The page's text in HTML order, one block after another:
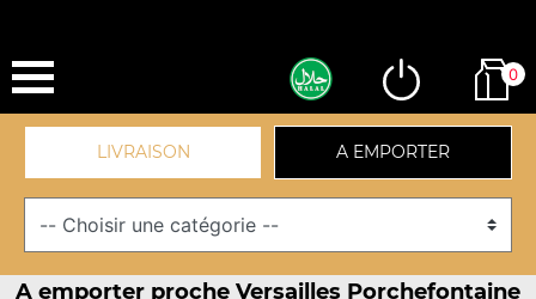
0
LIVRAISON A EMPORTER
A emporter proche Versailles Porchefontaine